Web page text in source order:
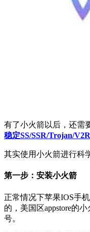
有了小火箭以后，还需
稳定SS/SSR/Trojan/
其实使用小火箭进行科
第一步：安装小火箭
正常情况下苹果IOS手
的，美国区appstore的
号。